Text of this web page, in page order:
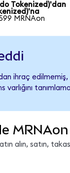
Tokenized)'dan
MRNAon
ihraç
alın, satın,